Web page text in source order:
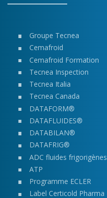
Groupe Tecnea
Cemafroid
Cemafroid Formation
Tecnea Inspection
Tecnea Italia
Tecnea Canada
DATAFORM®
DATAFLUIDES®
DATABILAN®
DATAFRIG®
ADC fluides frigorigènes
ATP
Programme ECLER
Label Certicold Pharma